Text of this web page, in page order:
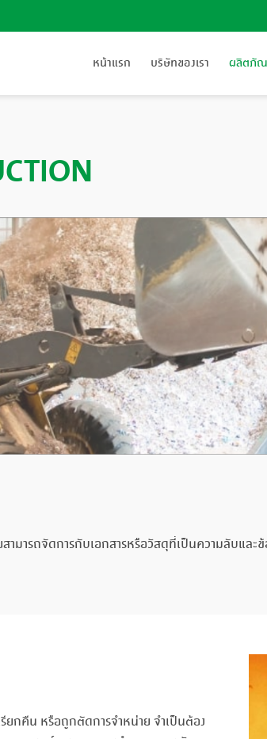
หน้าแรก บริษัทของเรา ผลิตภัณ
สามารถจัดการกับเอกสารหรือวัสดุที่เป็นความลับแล
กคืน หรือถูกตัดการจำหน่าย จำเป็นต้อง